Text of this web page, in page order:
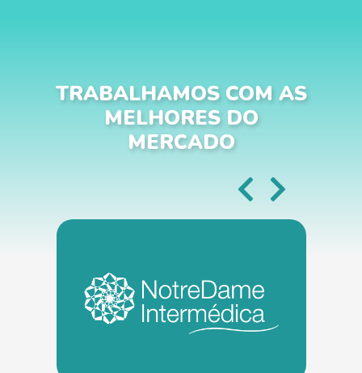
TRABALHAMOS COM AS
MELHORES DO
MERCADO